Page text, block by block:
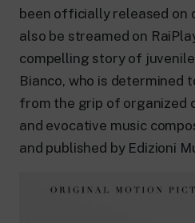
Cultural insights on
History and much more.
Rai Cultura
For secondary
Rai Scuola
been officially released on
also be streamed on
compelling story of
Bianco, who is determined
from the grip of organized
and evocative music
and published by Edizioni